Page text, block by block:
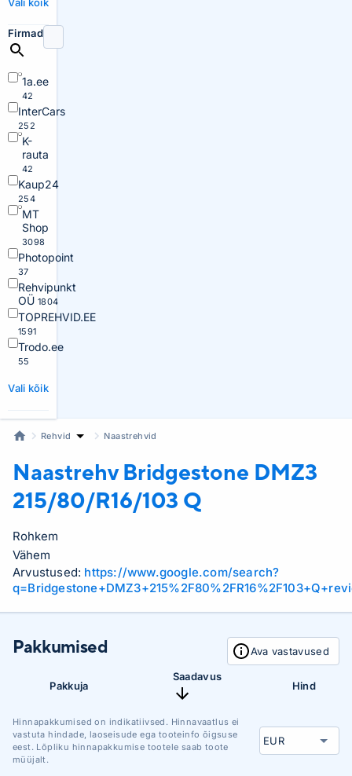
Firmad
1a.ee
42
InterCars
252
K-
rauta
42
Kaup24
254
MT
Shop
3098
Photopoint
37
Rehvipunkt
OÜ 1804
TOPREHVID.EE
1591
Trodo.ee
55
Vali kõik
Rehvid Naastrehvid
Naastrehv Bridgestone DMZ3
215/80/R16/103 Q
Rohkem
Vähem
Arvustused: https://www.google.com/search?
Pakkumised Ava vastavused
Pakkuja
Saadavus
Hind
Hinnapakkumised on indikatiivsed. Hinnavaatlus ei
vastuta hindade, laoseisude ega tooteinfo õigsuse
eest. Lõpliku hinnapakkumise tootele saab toote
müüjalt.